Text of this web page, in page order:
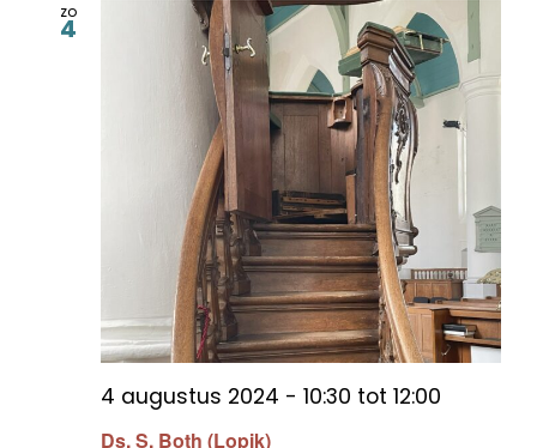
zo
4
Ds. S. Both (Lopik)
4 augustus 2024 - 10:30 tot 12:00